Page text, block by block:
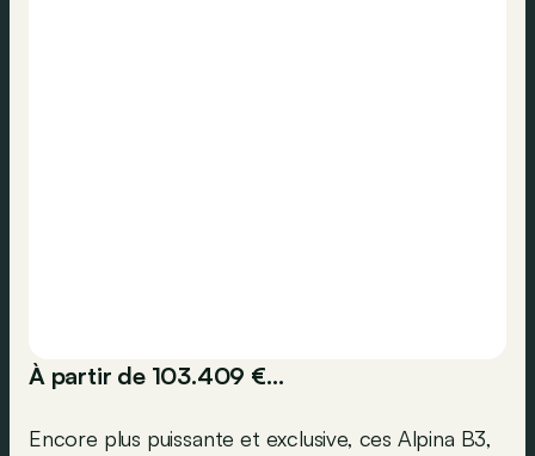
À partir de 103.409 €…
Encore plus puissante et exclusive, ces Alpina B3,